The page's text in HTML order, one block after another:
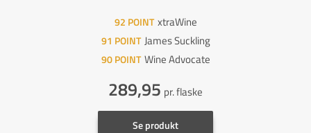
92 POINT xtraWine
91 POINT James Suckling
90 POINT Wine Advocate
289,95 pr. flaske
Se produkt